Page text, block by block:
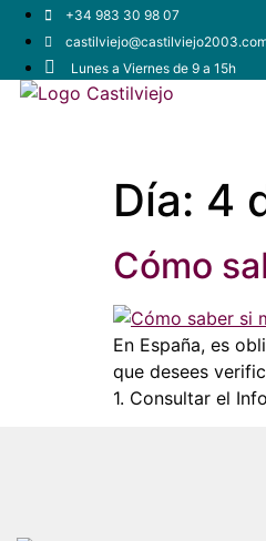
+34 983 30 98 07
Lunes a Viernes de 9 a 15h
Día: 4
Cómo
En España, es
que desees
1. Consultar el